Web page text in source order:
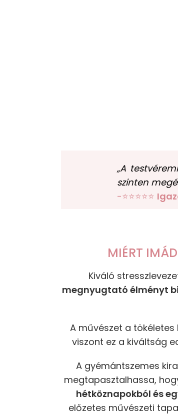
„A
szinten
-⭐⭐⭐⭐⭐
MIÉRT
Kiváló
megnyugtató élményt
A művészet a
viszont ez a kiváltság
A gyémántszemes
megtapasztalhassa,
hétköznapokból és
előzetes művészeti